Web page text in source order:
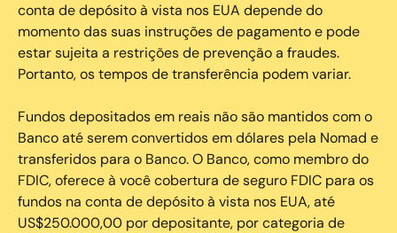
conta de depósito à vista nos EUA depende do
momento das suas instruções de pagamento e pode
estar sujeita a restrições de prevenção a fraudes.
Portanto, os tempos de transferência podem variar.
Fundos depositados em reais não são mantidos com o
Banco até serem convertidos em dólares pela Nomad e
transferidos para o Banco. O Banco, como membro do
FDIC, oferece à você cobertura de seguro FDIC para os
fundos na conta de depósito à vista nos EUA, até
US$250.000,00 por depositante, por categoria de